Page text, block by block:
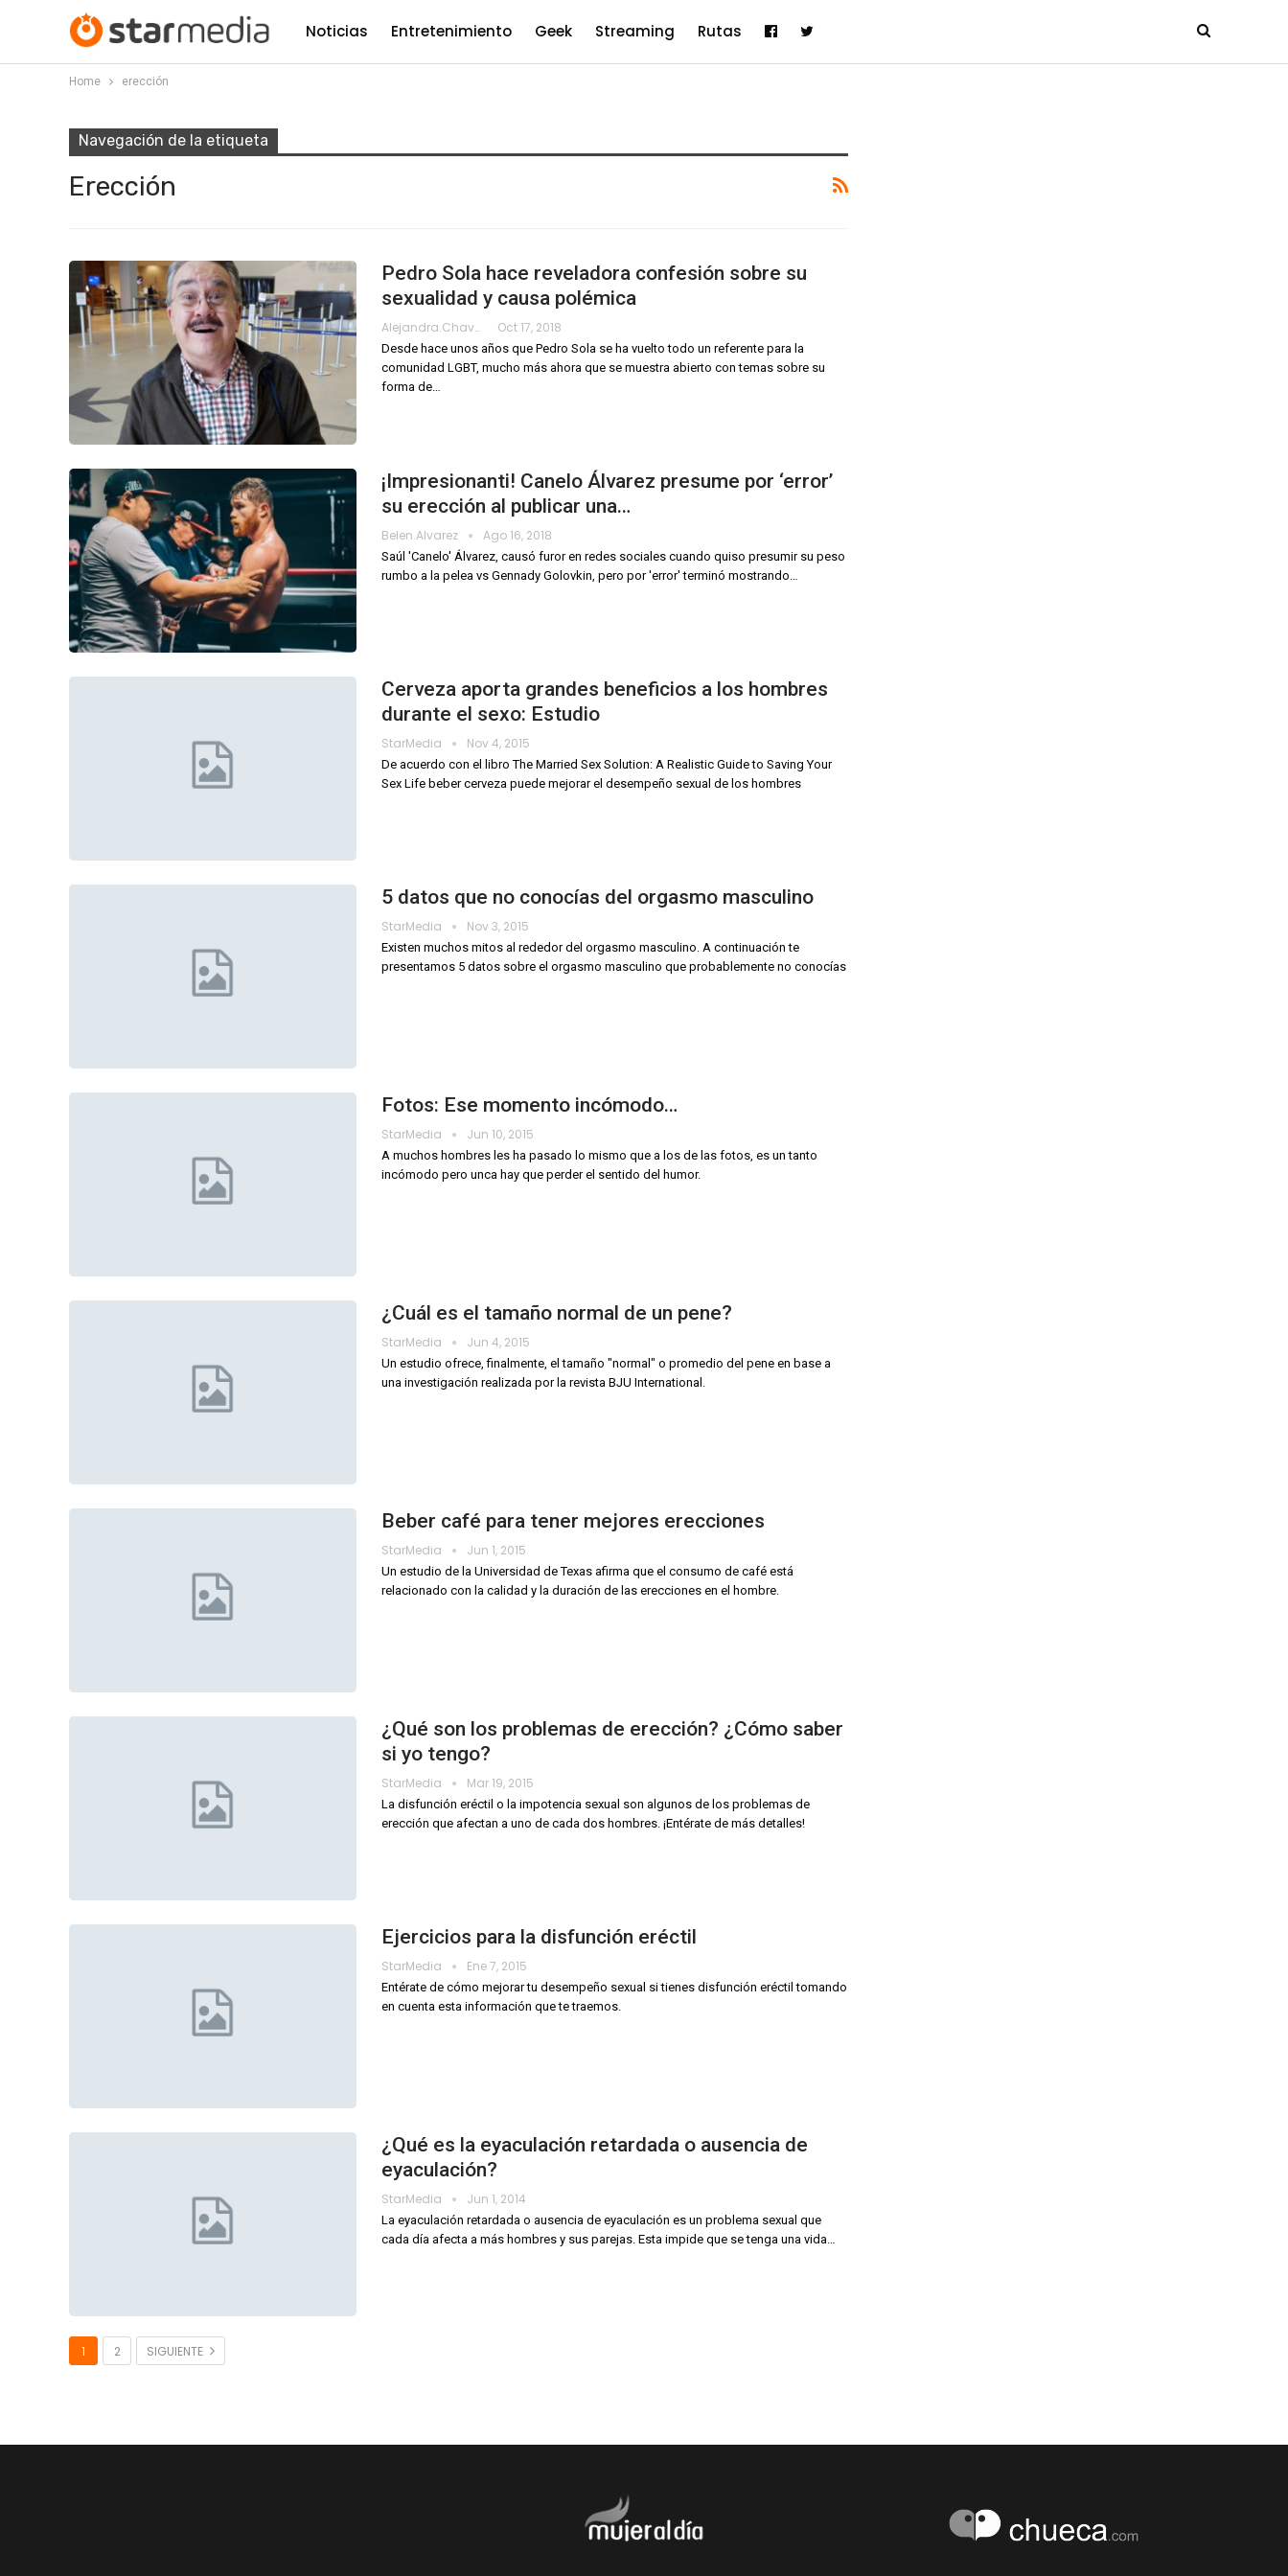
Noticias Entretenimiento Geek Streaming Rutas
Home erección
Navegación de la etiqueta
Erección
Pedro Sola hace reveladora confesión sobre su
sexualidad y causa polémica
Alejandra.chavarria Oct 17, 2018
Desde hace unos años que Pedro Sola se ha vuelto todo un referente para la
comunidad LGBT, mucho más ahora que se muestra abierto con temas sobre su
forma de…
¡Impresionanti! Canelo Álvarez presume por ‘error’
su erección al publicar una…
Belen.alvarez Ago 16, 2018
Saúl 'Canelo' Álvarez, causó furor en redes sociales cuando quiso presumir su peso
rumbo a la pelea vs Gennady Golovkin, pero por 'error' terminó mostrando…
Cerveza aporta grandes beneficios a los hombres
durante el sexo: Estudio
StarMedia Nov 4, 2015
De acuerdo con el libro The Married Sex Solution: A Realistic Guide to Saving Your
Sex Life beber cerveza puede mejorar el desempeño sexual de los hombres
5 datos que no conocías del orgasmo masculino
StarMedia Nov 3, 2015
Existen muchos mitos al rededor del orgasmo masculino. A continuación te
presentamos 5 datos sobre el orgasmo masculino que probablemente no conocías
Fotos: Ese momento incómodo…
StarMedia Jun 10, 2015
A muchos hombres les ha pasado lo mismo que a los de las fotos, es un tanto
incómodo pero unca hay que perder el sentido del humor.
¿Cuál es el tamaño normal de un pene?
StarMedia Jun 4, 2015
Un estudio ofrece, finalmente, el tamaño "normal" o promedio del pene en base a
una investigación realizada por la revista BJU International.
Beber café para tener mejores erecciones
StarMedia Jun 1, 2015
Un estudio de la Universidad de Texas afirma que el consumo de café está
relacionado con la calidad y la duración de las erecciones en el hombre.
¿Qué son los problemas de erección? ¿Cómo saber
si yo tengo?
StarMedia Mar 19, 2015
La disfunción eréctil o la impotencia sexual son algunos de los problemas de
erección que afectan a uno de cada dos hombres. ¡Entérate de más detalles!
Ejercicios para la disfunción eréctil
StarMedia Ene 7, 2015
Entérate de cómo mejorar tu desempeño sexual si tienes disfunción eréctil tomando
en cuenta esta información que te traemos.
¿Qué es la eyaculación retardada o ausencia de
eyaculación?
StarMedia Jun 1, 2014
La eyaculación retardada o ausencia de eyaculación es un problema sexual que
cada día afecta a más hombres y sus parejas. Esta impide que se tenga una vida…
1 2 SIGUIENTE